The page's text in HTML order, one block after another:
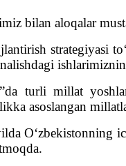
bilan aloqalar
strategiyasi
turli millat
asoslangan
O‘zbekistonning